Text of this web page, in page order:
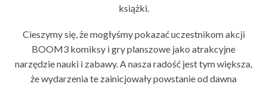
książki.
Cieszymy się, że mogłyśmy pokazać uczestnikom akcji
BOOM3 komiksy i gry planszowe jako atrakcyjne
narzędzie nauki i zabawy. A nasza radość jest tym większa,
że wydarzenia te zainicjowały powstanie od dawna